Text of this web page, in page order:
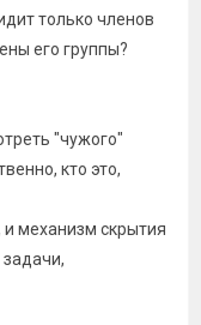
только членов
его группы?
"чужого"
кто это,
механизм скрытия
задачи,